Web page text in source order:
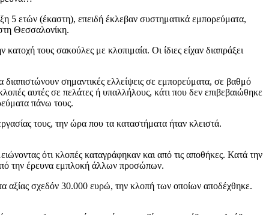
5 ετών (έκαστη), επειδή έκλεβαν συστηματικά εμπορεύματα,
Θεσσαλονίκη.
τους σακούλες με κλοπιμαία. Οι ίδιες είχαν διαπράξει
σημαντικές ελλείψεις σε εμπορεύματα, σε βαθμό
αυτές σε πελάτες ή υπαλλήλους, κάτι που δεν επιβεβαιώθηκε
πάνω τους.
τους, την ώρα που τα καταστήματα ήταν κλειστά.
ότι κλοπές καταγράφηκαν και από τις αποθήκες. Κατά την
από την έρευνα εμπλοκή άλλων προσώπων.
αξίας σχεδόν 30.000 ευρώ, την κλοπή των οποίων αποδέχθηκε.